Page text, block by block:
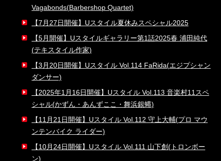
Vagabonds(Barbershop Quartet)
【7月27日開催】Uスタイル夏休みスペシャル2025
【5月開催】Uスタイルギャラリー第1話2025春 浦田純代
(テキスタイル作家)
【3月20日開催】Uスタイル Vol.114 FaRida(エジプシャン
ダンサー)
【2025年1月16日開催】Uスタイル Vol.113 音楽村11スペ
シャル(かずん・あんずここ・舞浜銀蝿)
【11月21日開催】Uスタイル Vol.112 守上大輔(プロ マウ
ンテンバイク ライダー)
【10月24日開催】Uスタイル Vol.111 山下創(トロンボー
ン)